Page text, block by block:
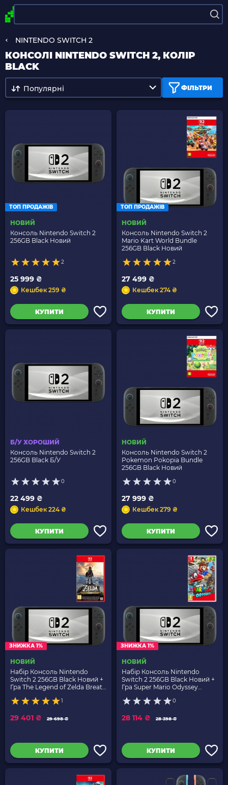
NINTENDO SWITCH 2
КОНСОЛІ NINTENDO SWITCH 2, КОЛІР
BLACK
ФІЛЬТРИ
Популярні
ТОП ПРОДАЖІВ
НОВИЙ
Консоль Nintendo Switch 2
256GB Black Новий
2
25 999 ₴
Кешбек 259 ₴
КУПИТИ
ТОП ПРОДАЖІВ
НОВИЙ
Консоль Nintendo Switch 2
Mario Kart World Bundle
256GB Black Новий
2
27 499 ₴
Кешбек 274 ₴
КУПИТИ
Б/У ХОРОШИЙ
Консоль Nintendo Switch 2
256GB Black Б/У
0
22 499 ₴
Кешбек 224 ₴
КУПИТИ
НОВИЙ
Консоль Nintendo Switch 2
Pokemon Pokopia Bundle
256GB Black Новий
0
27 999 ₴
Кешбек 279 ₴
КУПИТИ
ЗНИЖКА 1%
НОВИЙ
Набір Консоль Nintendo
Switch 2 256GB Black Новий +
Гра The Legend of Zelda Breath
1
29 698 ₴
29 401 ₴
КУПИТИ
ЗНИЖКА 1%
НОВИЙ
Набір Консоль Nintendo
Switch 2 256GB Black Новий +
Гра Super Mario Odyssey
0
28 398 ₴
28 114 ₴
КУПИТИ